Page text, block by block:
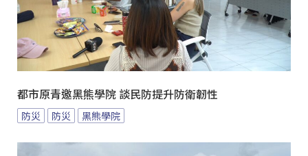
都市原青邀黑熊學院 談民防提升防衛韌性
防災 防災 黑熊學院